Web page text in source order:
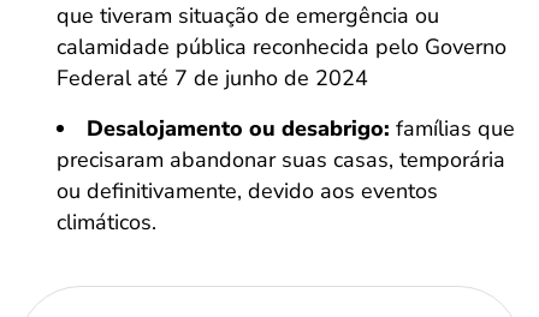
que tiveram situação de emergência ou
calamidade pública reconhecida pelo Governo
Federal até 7 de junho de 2024
Desalojamento ou desabrigo: famílias que
precisaram abandonar suas casas, temporária
ou definitivamente, devido aos eventos
climáticos.